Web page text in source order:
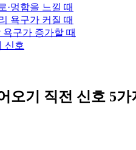
·멍함을 느낄 때
욕구가 커질 때
욕구가 증가할 때
신호
오기 직전 신호 5가